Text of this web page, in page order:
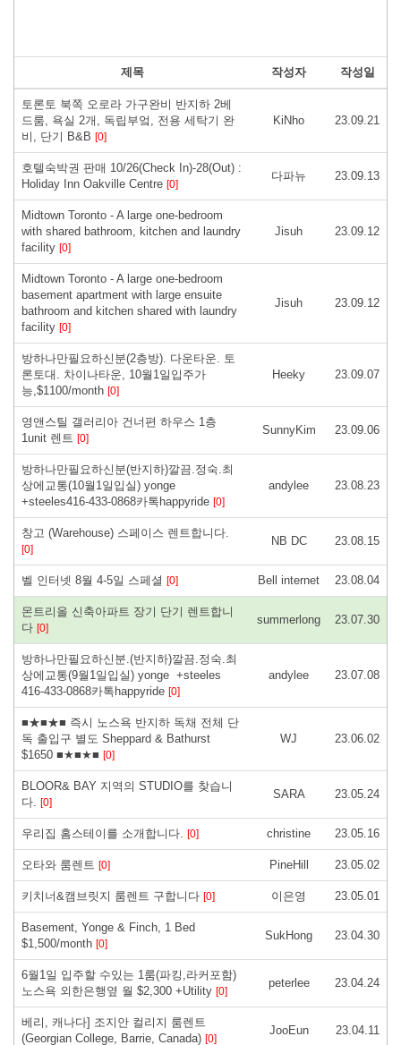
제목 작성자 작성일
토론토 북쪽 오로라 가구완비 반지하 2베
드룸, 욕실 2개, 독립부엌, 전용 세탁기 완
비, 단기 B&B [0]
KiNho 23.09.21
호텔숙박권 판매 10/26(Check In)-28(Out) :
Holiday Inn Oakville Centre [0]
다파뉴 23.09.13
Midtown Toronto - A large one-bedroom
with shared bathroom, kitchen and laundry
facility [0]
Jisuh 23.09.12
Midtown Toronto - A large one-bedroom
basement apartment with large ensuite
bathroom and kitchen shared with laundry
facility [0]
Jisuh 23.09.12
방하나만필요하신분(2층방). 다운타운. 토
론토대. 차이나타운, 10월1일입주가
능,$1100/month [0]
Heeky 23.09.07
영앤스틸 갤러리아 건너편 하우스 1층
1unit 렌트 [0]
SunnyKim 23.09.06
방하나만필요하신분(반지하)깔끔.정숙.최
상에교통(10월1일입실) yonge
+steeles416-433-0868카톡happyride [0]
andylee 23.08.23
창고 (Warehouse) 스페이스 렌트합니다.
[0]
NB DC 23.08.15
벨 인터넷 8월 4-5일 스페셜 [0] Bell internet 23.08.04
몬트리올 신축아파트 장기 단기 렌트합니
다 [0]
summerlong 23.07.30
방하나만필요하신분.(반지하)깔끔.정숙.최
상에교통(9월1일입실) yonge +steeles
416-433-0868카톡happyride [0]
andylee 23.07.08
■★■★■ 즉시 노스욕 반지하 독채 전체 단
독 출입구 별도 Sheppard & Bathurst
$1650 ■★■★■ [0]
WJ 23.06.02
BLOOR& BAY 지역의 STUDIO를 찾습니
다. [0]
SARA 23.05.24
우리집 홈스테이를 소개합니다. [0] christine 23.05.16
오타와 룸렌트 [0] PineHill 23.05.02
키치너&캠브릿지 룸렌트 구합니다 [0] 이은영 23.05.01
Basement, Yonge & Finch, 1 Bed
$1,500/month [0]
SukHong 23.04.30
6월1일 입주할 수있는 1룸(파킹,라커포함)
노스욕 외한은행옆 월 $2,300 +Utility [0]
peterlee 23.04.24
베리, 캐나다] 조지안 컬리지 룸렌트
(Georgian College, Barrie, Canada) [0]
JooEun 23.04.11